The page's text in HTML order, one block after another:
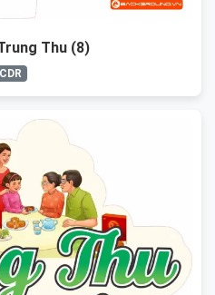
Thu (8)
CDR